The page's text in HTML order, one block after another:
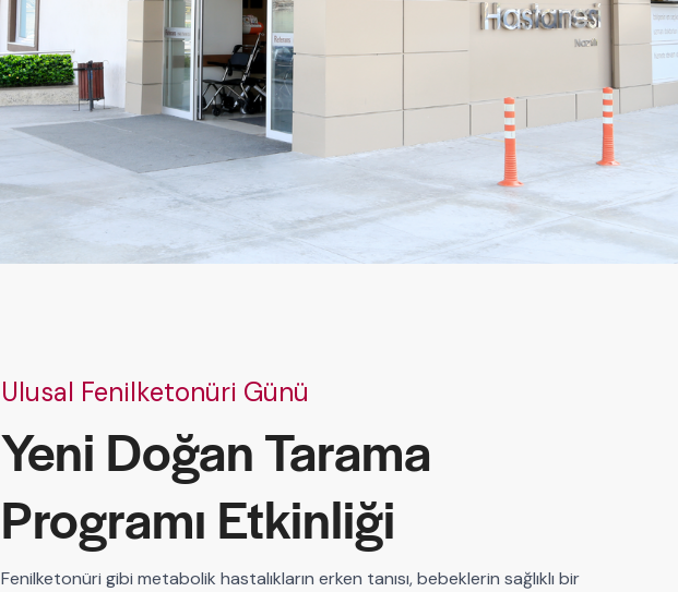
Ulusal Fenilketonüri Günü
Yeni Doğan Tarama
Programı Etkinliği
Fenilketonüri gibi metabolik hastalıkların erken tanısı, bebeklerin sağlıklı bir